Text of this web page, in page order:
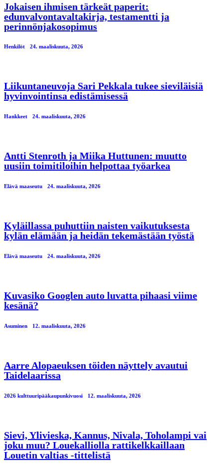
Jokaisen ihmisen tärkeät paperit:
edunvalvontavaltakirja, testamentti ja
perinnönjakosopimus
Henkilöt 24. maaliskuuta, 2026
Liikuntaneuvoja Sari Pekkala tukee sieviläisiä
hyvinvointinsa edistämisessä
Hankkeet 24. maaliskuuta, 2026
Antti Stenroth ja Miika Huttunen: muutto
uusiin toimitiloihin helpottaa työarkea
Elävä maaseutu 24. maaliskuuta, 2026
Kyläillassa puhuttiin naisten vaikutuksesta
kylän elämään ja heidän tekemästään työstä
Elävä maaseutu 24. maaliskuuta, 2026
Kuvasiko Googlen auto luvatta pihaasi viime
kesänä?
Asuminen 12. maaliskuuta, 2026
Aarre Alopaeuksen töiden näyttely avautui
Taidelaarissa
2026 kulttuuripääkaupunkivuosi 12. maaliskuuta, 2026
Sievi, Ylivieska, Kannus, Nivala, Toholampi vai
joku muu? Louekalliolla rattikelkkaillaan
Louetin valtias -tittelistä